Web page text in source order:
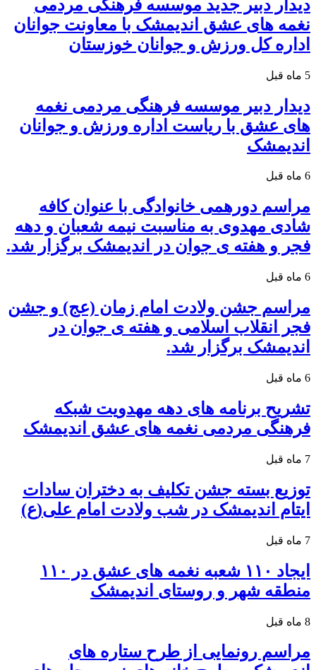
دیدار دبیر جدید موسسه فرهنگی مردمی
نغمه های عشق اندیمشک با معاونت جوانان
اداره کل ورزش و جوانان خوزستان
5 ماه قبل
دیدار دبیر موسسه فرهنگی مردمی نغمه
های عشق با ریاست اداره ورزش و جوانان
اندیمشک
6 ماه قبل
مراسم دورهمی خانوادگی با عنوان کافه
شادی مهدوی به مناسبت نیمه شعبان و دهه
فجر و هفته ی جوان در اندیمشک برگزار شد.
6 ماه قبل
مراسم جشن ولادت امام زمان (عج) و جشن
فجر انقلاب اسلامی و هفته ی جوان در
اندیمشک برگزار شد.
6 ماه قبل
تشریح برنامه های دهه مهدویت شبکه
فرهنگی مردمی نغمه های عشق اندیمشک
7 ماه قبل
توزیع بسته جشن تکلیف به دختران سادات
ایتام اندیمشک در شب ولادت امام علی(ع)
7 ماه قبل
ایجاد ۱۱۰ شعبه نغمه های عشق در ۱۱۰
منطقه شهر و روستای اندیمشک
8 ماه قبل
مراسم رونمایی از طرح ستاره های